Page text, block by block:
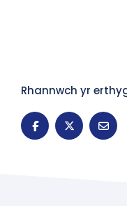
Rhannwch yr